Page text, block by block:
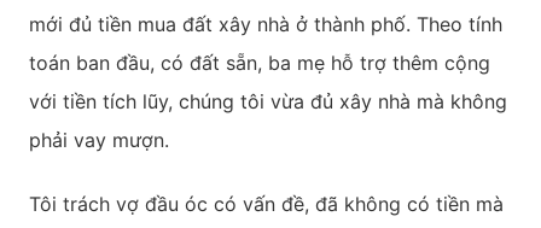
mới đủ tiền mua đất xây nhà ở thành phố. Theo tính
toán ban đầu, có đất sẵn, ba mẹ hỗ trợ thêm cộng
với tiền tích lũy, chúng tôi vừa đủ xây nhà mà không
phải vay mượn.
Tôi trách vợ đầu óc có vấn đề, đã không có tiền mà